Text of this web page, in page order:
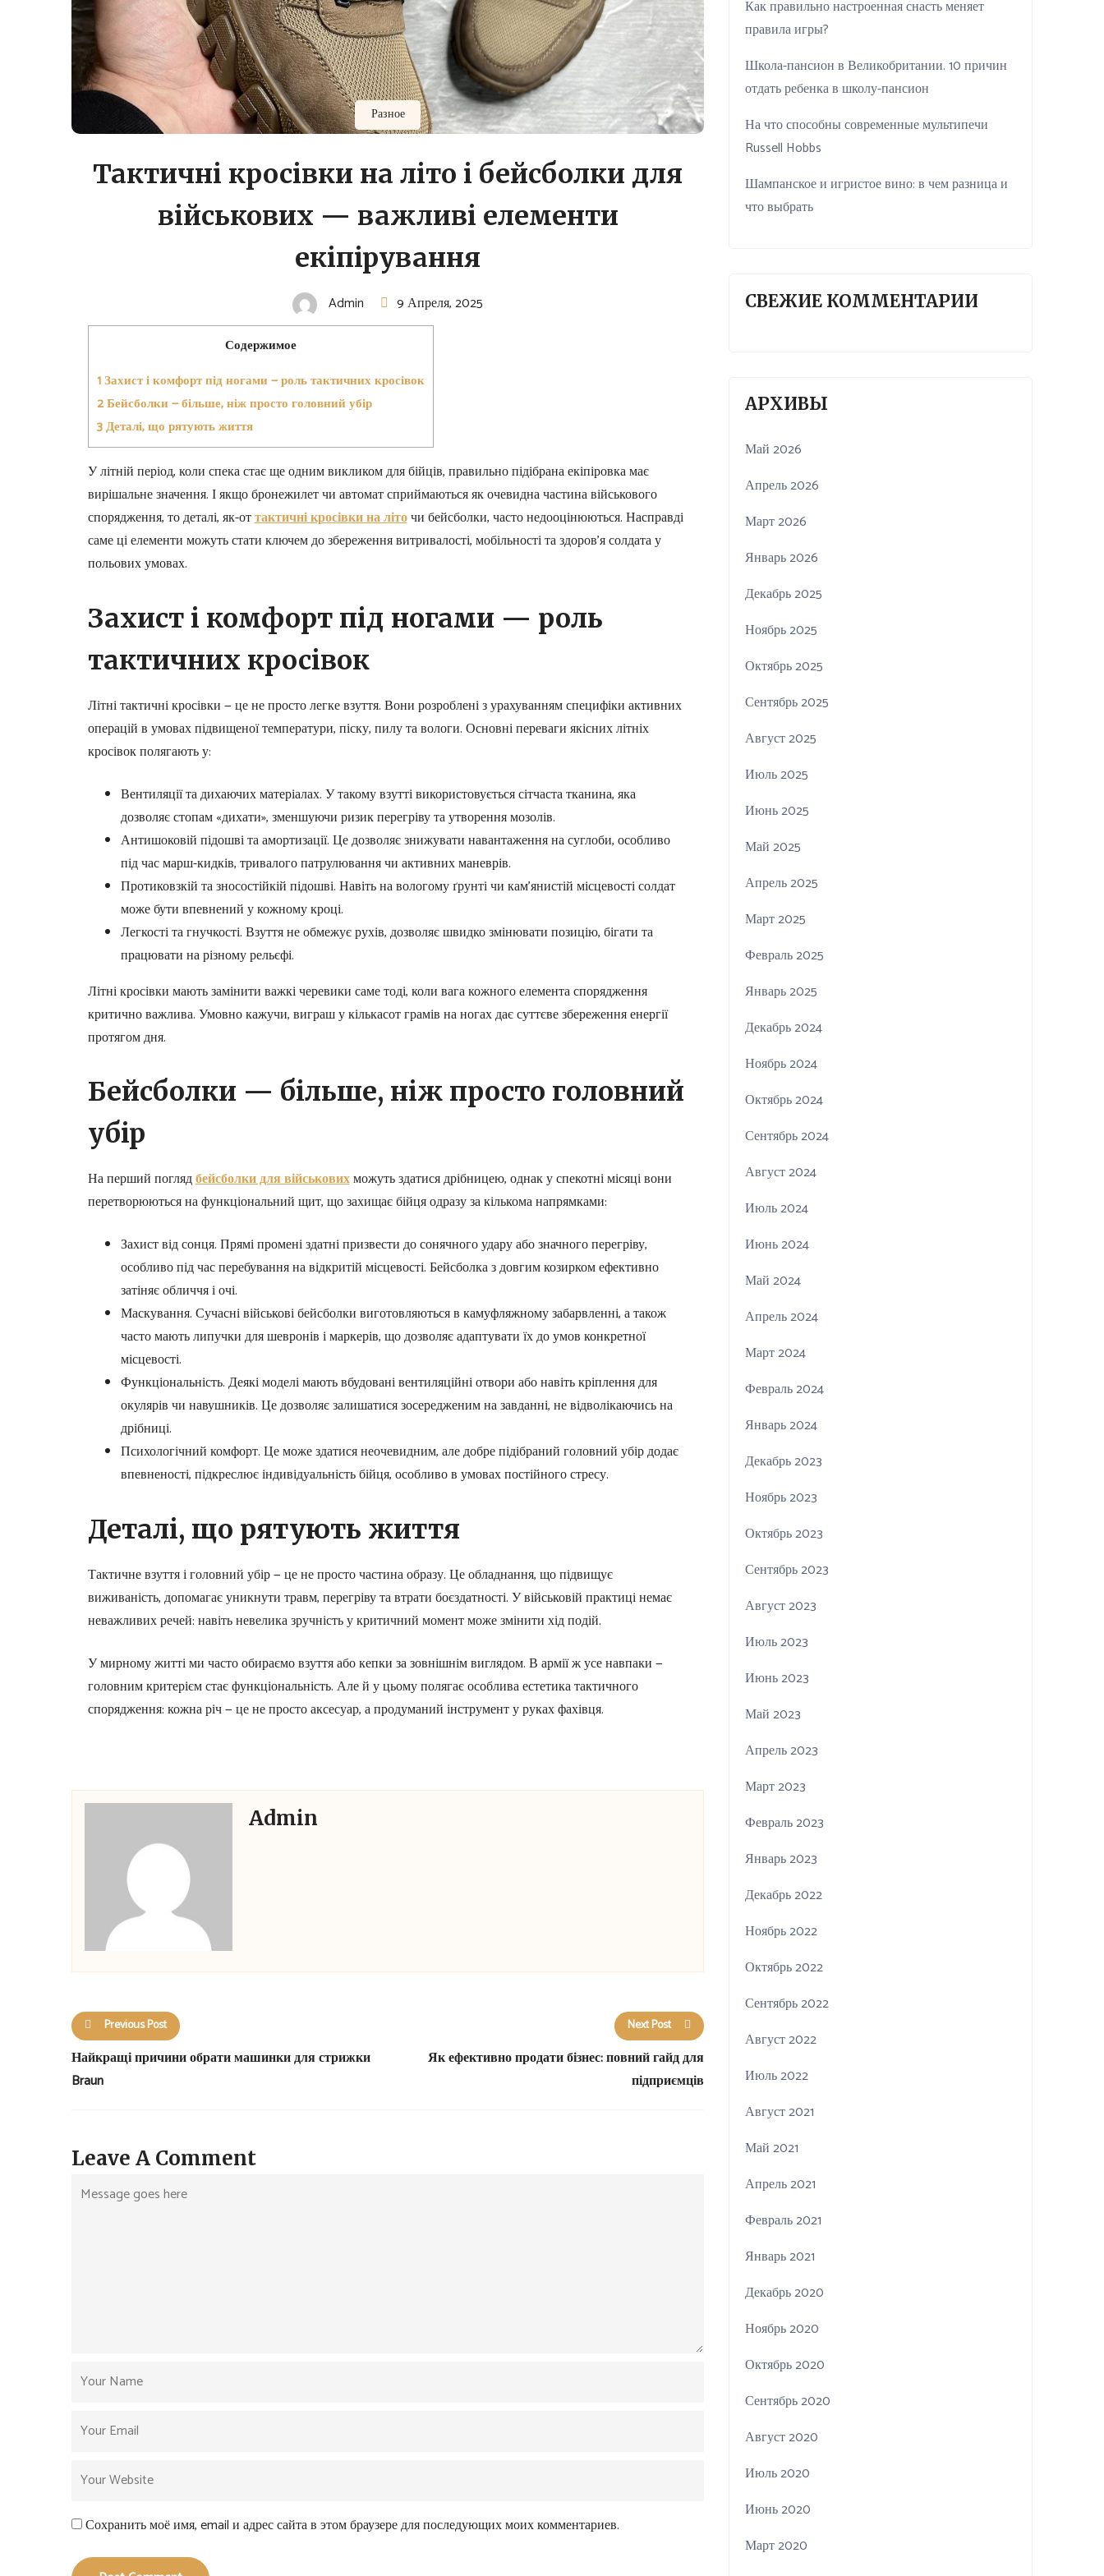
Разное
Тактичні кросівки на літо і бейсболки для
військових — важливі елементи
екіпірування
Admin 9 Апреля, 2025
Содержимое
1Захист і комфорт під ногами — роль тактичних кросівок
2Бейсболки — більше, ніж просто головний убір
3Деталі, що рятують життя
У літній період, коли спека стає ще одним викликом для бійців, правильно підібрана екіпіровка має
вирішальне значення. І якщо бронежилет чи автомат сприймаються як очевидна частина військового
спорядження, то деталі, як-оттактичні кросівки на літочи бейсболки, часто недооцінюються. Насправді
саме ці елементи можуть стати ключем до збереження витривалості, мобільності та здоров’я солдата у
польових умовах.
Захист і комфорт під ногами — роль
тактичних кросівок
Літні тактичні кросівки — це не просто легке взуття. Вони розроблені з урахуванням специфіки активних
операцій в умовах підвищеної температури, піску, пилу та вологи. Основні переваги якісних літніх
кросівок полягають у:
Вентиляції та дихаючих матеріалах. У такому взутті використовується сітчаста тканина, яка
дозволяє стопам «дихати», зменшуючи ризик перегріву та утворення мозолів.
Антишоковій підошві та амортизації. Це дозволяє знижувати навантаження на суглоби, особливо
під час марш-кидків, тривалого патрулювання чи активних маневрів.
Протиковзкій та зносостійкій підошві. Навіть на вологому ґрунті чи кам’янистій місцевості солдат
може бути впевнений у кожному кроці.
Легкості та гнучкості. Взуття не обмежує рухів, дозволяє швидко змінювати позицію, бігати та
працювати на різному рельєфі.
Літні кросівки мають замінити важкі черевики саме тоді, коли вага кожного елемента спорядження
критично важлива. Умовно кажучи, виграш у кількасот грамів на ногах дає суттєве збереження енергії
протягом дня.
Бейсболки — більше, ніж просто головний
убір
На перший поглядбейсболки для військовихможуть здатися дрібницею, однак у спекотні місяці вони
перетворюються на функціональний щит, що захищає бійця одразу за кількома напрямками:
Захист від сонця. Прямі промені здатні призвести до сонячного удару або значного перегріву,
особливо під час перебування на відкритій місцевості. Бейсболка з довгим козирком ефективно
затіняє обличчя і очі.
Маскування. Сучасні військові бейсболки виготовляються в камуфляжному забарвленні, а також
часто мають липучки для шевронів і маркерів, що дозволяє адаптувати їх до умов конкретної
місцевості.
Функціональність. Деякі моделі мають вбудовані вентиляційні отвори або навіть кріплення для
окулярів чи навушників. Це дозволяє залишатися зосередженим на завданні, не відволікаючись на
дрібниці.
Психологічний комфорт. Це може здатися неочевидним, але добре підібраний головний убір додає
впевненості, підкреслює індивідуальність бійця, особливо в умовах постійного стресу.
Деталі, що рятують життя
Тактичне взуття і головний убір — це не просто частина образу. Це обладнання, що підвищує
виживаність, допомагає уникнути травм, перегріву та втрати боєздатності. У військовій практиці немає
неважливих речей: навіть невелика зручність у критичний момент може змінити хід подій.
У мирному житті ми часто обираємо взуття або кепки за зовнішнім виглядом. В армії ж усе навпаки —
головним критерієм стає функціональність. Але й у цьому полягає особлива естетика тактичного
спорядження: кожна річ — це не просто аксесуар, а продуманий інструмент у руках фахівця.
Admin
Previous Post
Найкращі причини обрати машинки для стрижки
Braun
Next Post
Як ефективно продати бізнес: повний гайд для
підприємців
Leave A Comment
Сохранить моё имя, email и адрес сайта в этом браузере для последующих моих комментариев.
Как правильно настроенная снасть меняет
правила игры?
Школа-пансион в Великобритании. 10 причин
отдать ребенка в школу-пансион
На что способны современные мультипечи
Russell Hobbs
Шампанское и игристое вино: в чем разница и
что выбрать
СВЕЖИЕ КОММЕНТАРИИ
АРХИВЫ
Май 2026
Апрель 2026
Март 2026
Январь 2026
Декабрь 2025
Ноябрь 2025
Октябрь 2025
Сентябрь 2025
Август 2025
Июль 2025
Июнь 2025
Май 2025
Апрель 2025
Март 2025
Февраль 2025
Январь 2025
Декабрь 2024
Ноябрь 2024
Октябрь 2024
Сентябрь 2024
Август 2024
Июль 2024
Июнь 2024
Май 2024
Апрель 2024
Март 2024
Февраль 2024
Январь 2024
Декабрь 2023
Ноябрь 2023
Октябрь 2023
Сентябрь 2023
Август 2023
Июль 2023
Июнь 2023
Май 2023
Апрель 2023
Март 2023
Февраль 2023
Январь 2023
Декабрь 2022
Ноябрь 2022
Октябрь 2022
Сентябрь 2022
Август 2022
Июль 2022
Август 2021
Май 2021
Апрель 2021
Февраль 2021
Январь 2021
Декабрь 2020
Ноябрь 2020
Октябрь 2020
Сентябрь 2020
Август 2020
Июль 2020
Июнь 2020
Март 2020